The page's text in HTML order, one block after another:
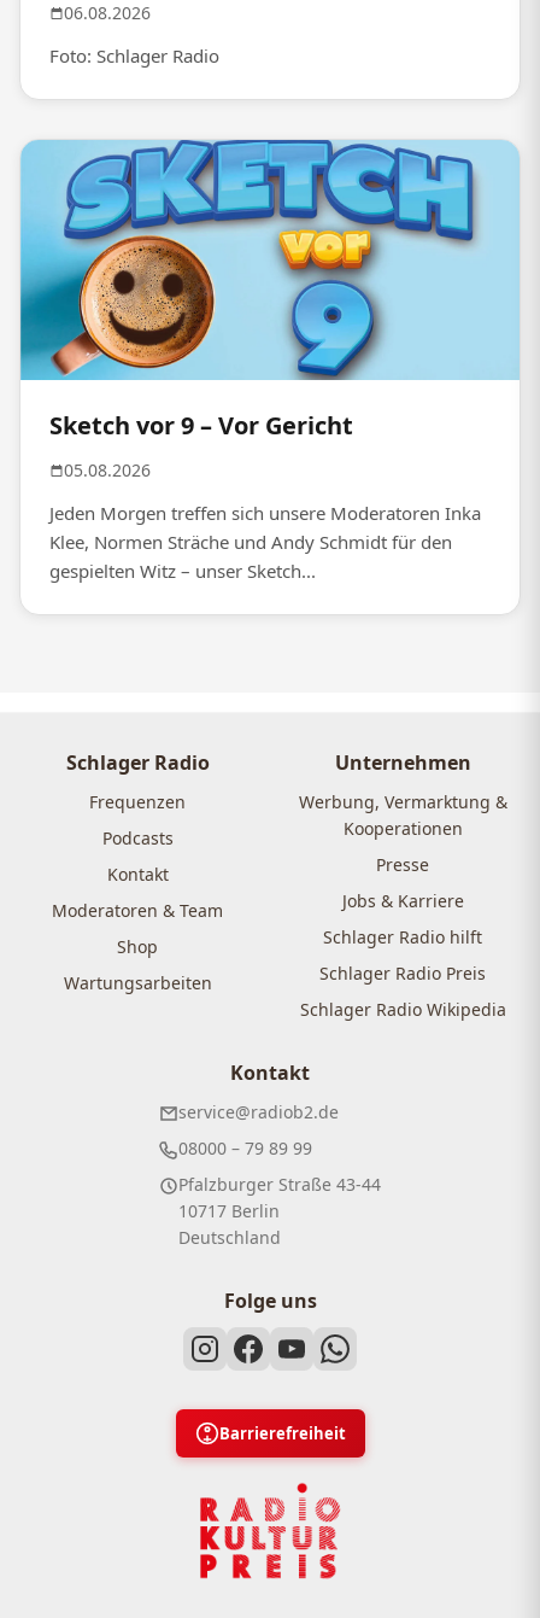
06.08.2026
Foto: Schlager Radio
Sketch vor 9 – Vor Gericht
05.08.2026
Jeden Morgen treffen sich unsere Moderatoren Inka
Klee, Normen Sträche und Andy Schmidt für den
gespielten Witz – unser Sketch...
Schlager Radio
Frequenzen
Podcasts
Kontakt
Moderatoren & Team
Shop
Wartungsarbeiten
Unternehmen
Werbung, Vermarktung &
Kooperationen
Presse
Jobs & Karriere
Schlager Radio hilft
Schlager Radio Preis
Schlager Radio Wikipedia
Kontakt
service@radiob2.de
08000 – 79 89 99
Pfalzburger Straße 43-44
10717 Berlin
Deutschland
Folge uns
Barrierefreiheit